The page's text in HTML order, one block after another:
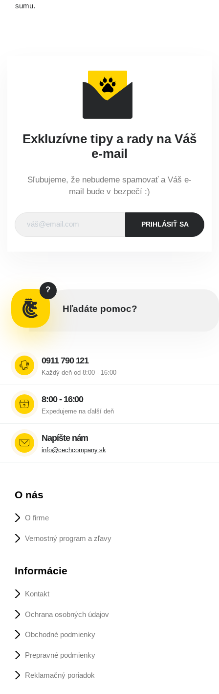
?
Hľadáte pomoc?
0911 790 121
Každý deň od 8:00 - 16:00
8:00 - 16:00
Expedujeme na ďalší deň
Napíšte nám
info@cechcompany.sk
sumu.
Exkluzívne tipy a rady na Váš
e-mail
Sľubujeme, že nebudeme spamovať a Váš e-
mail bude v bezpečí :)
PRIHLÁSIŤ SA
O nás
O firme
Vernostný program a zľavy
Informácie
Kontakt
Ochrana osobných údajov
Obchodné podmienky
Prepravné podmienky
Reklamačný poriadok